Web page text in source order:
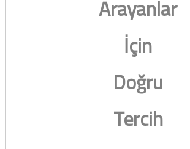
Arayanlar
İçin
Doğru
Tercih